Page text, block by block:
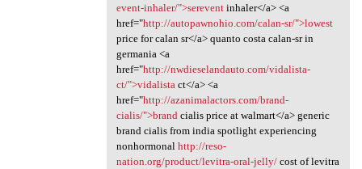
event-inhaler/">sereventinhaler</a> <a
href="http://autopawnohio.com/calan-sr/">lowest
price for calan sr</a> quanto costa calan-sr in
germania <a
href="http://nwdieselandauto.com/vidalista-
ct/">vidalistact</a> <a
href="http://azanimalactors.com/brand-
cialis/">brandcialis price at walmart</a> generic
brand cialis from india spotlight experiencing
nonhormonal http://reso-
nation.org/product/levitra-oral-jelly/cost of levitra